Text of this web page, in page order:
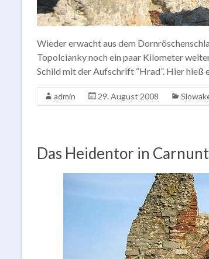
Wieder erwacht aus dem
Topolcianky noch ein paar Kilometer
Schild mit der Aufschrift “Hrad”. Hier hieß
admin 29. August 2008
Das Heidentor in